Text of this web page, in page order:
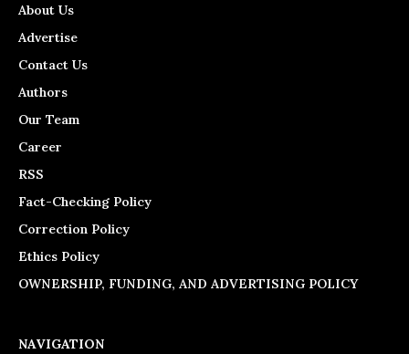
About Us
Advertise
Contact Us
Authors
Our Team
Career
RSS
Fact-Checking Policy
Correction Policy
Ethics Policy
OWNERSHIP, FUNDING, AND ADVERTISING POLICY
NAVIGATION